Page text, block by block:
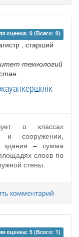
оценка: 0 (Всего: 0)
, старший
технологий
о классах
и сооружении,
здания – сумма
слоев по
стены.
комментарий
оценка: 5 (Всего: 1)